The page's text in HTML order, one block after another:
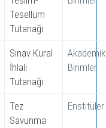
Tesellüm
Tutanağı
Sınav Kural
İhlali
Tutanağı
Akademik
Birimler
Tez
Savunma
Enstitüler